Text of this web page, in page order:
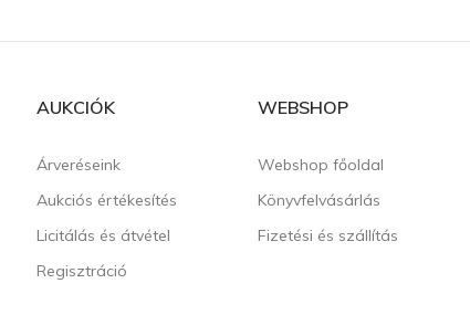
AUKCIÓK
Árveréseink
Aukciós értékesítés
Licitálás és átvétel
Regisztráció
WEBSHOP
Webshop főoldal
Könyvfelvásárlás
Fizetési és szállítás